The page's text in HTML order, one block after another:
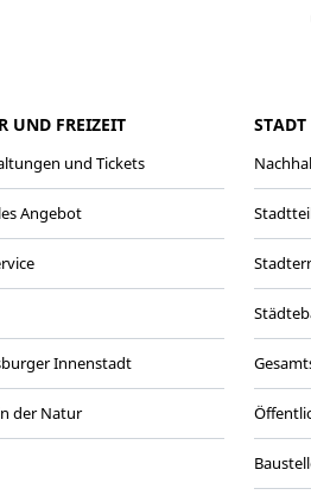
UND FREIZEIT
und Tickets
Angebot
Innenstadt
der Natur